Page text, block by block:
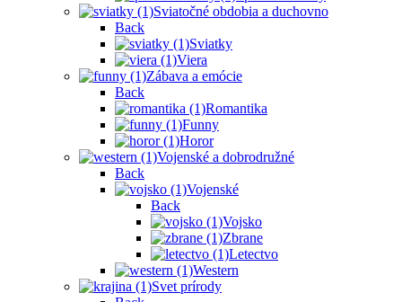
Sviatočné obdobia a duchovno
Back
Sviatky
Viera
Zábava a emócie
Back
Romantika
Funny
Horor
Vojenské a dobrodružné
Back
Vojenské
Back
Vojsko
Zbrane
Letectvo
Western
Svet prírody